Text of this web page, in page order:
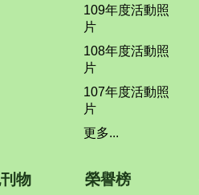
109年度活動照
片
108年度活動照
片
107年度活動照
片
更多...
物 榮譽榜